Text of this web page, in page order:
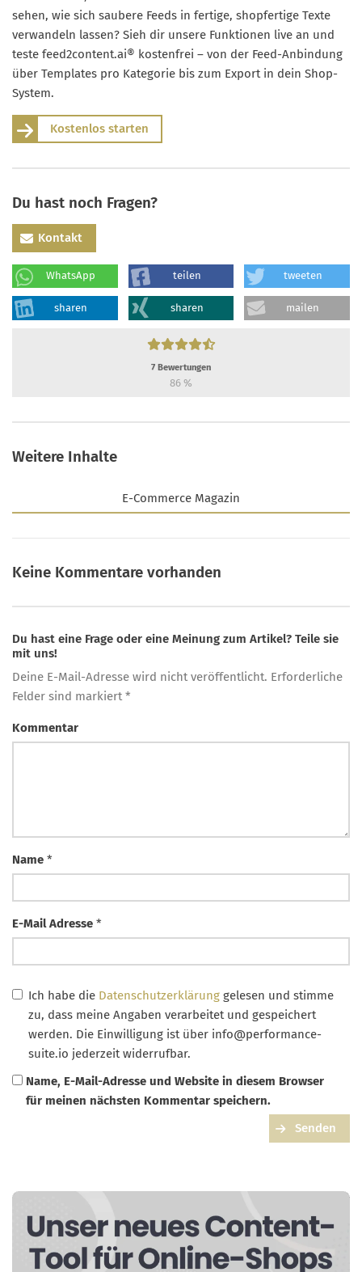
sehen, wie sich saubere Feeds in fertige, shopfertige Texte
verwandeln lassen? Sieh dir unsere Funktionen live an und
teste feed2content.ai® kostenfrei – von der Feed-Anbindung
über Templates pro Kategorie bis zum Export in dein Shop-
System.
Kostenlos starten
Du hast noch Fragen?
Kontakt
WhatsApp teilen tweeten
sharen sharen mailen
7 Bewertungen
86 %
Weitere Inhalte
E-Commerce Magazin
Keine Kommentare vorhanden
Du hast eine Frage oder eine Meinung zum Artikel? Teile sie
mit uns!
Deine E-Mail-Adresse wird nicht veröffentlicht. Erforderliche
Felder sind markiert *
Kommentar
Name *
E-Mail Adresse *
Ich habe die Datenschutzerklärung gelesen und stimme
zu, dass meine Angaben verarbeitet und gespeichert
werden. Die Einwilligung ist über info@performance-
suite.io jederzeit widerrufbar.
Name, E-Mail-Adresse und Website in diesem Browser
für meinen nächsten Kommentar speichern.
Senden